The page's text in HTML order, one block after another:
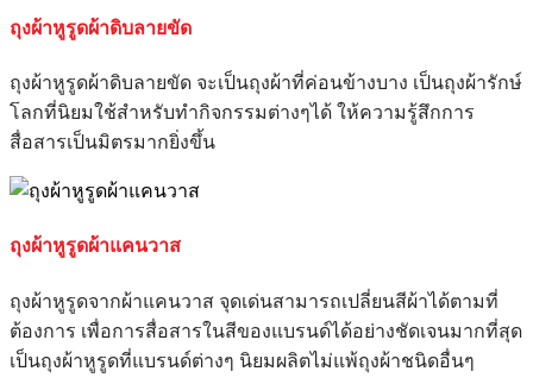
ถุงผ้าหูรูดผ้าดิบลายขัด
ถุงผ้าหูรูดผ้าดิบลายขัด จะเป็นถุงผ้าที่ค่อนข้างบาง เป็นถุงผ้ารักษ์
โลกที่นิยมใช้สำหรับทำกิจกรรมต่างๆได้ ให้ความรู้สึกการ
สื่อสารเป็นมิตรมากยิ่งขึ้น
ถุงผ้าหูรูดผ้าแคนวาส
ถุงผ้าหูรูดจากผ้าแคนวาส จุดเด่นสามารถเปลี่ยนสีผ้าได้ตามที่
ต้องการ เพื่อการสื่อสารในสีของแบรนด์ได้อย่างชัดเจนมากที่สุด
เป็นถุงผ้าหูรูดที่แบรนด์ต่างๆ นิยมผลิตไม่แพ้ถุงผ้าชนิดอื่นๆ